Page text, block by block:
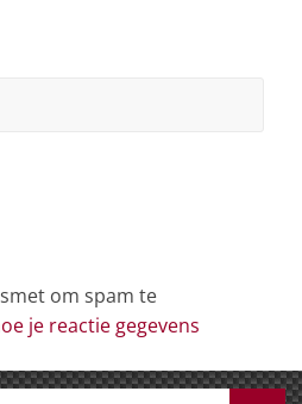
om spam te
je reactie gegevens